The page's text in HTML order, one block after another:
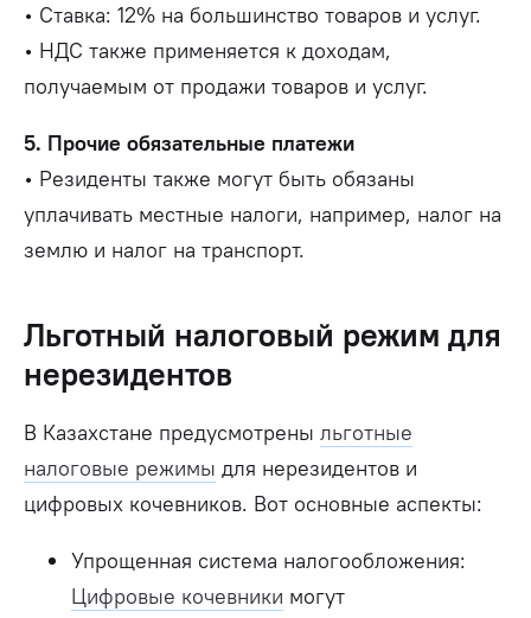
• Ставка: 12% на большинство товаров и услуг.
• НДС также применяется к доходам,
получаемым от продажи товаров и услуг.
5. Прочие обязательные платежи
• Резиденты также могут быть обязаны
уплачивать местные налоги, например, налог на
землю и налог на транспорт.
Льготный налоговый режим для
нерезидентов
В Казахстане предусмотрены льготные
налоговые режимы для нерезидентов и
цифровых кочевников. Вот основные аспекты:
Упрощенная система налогообложения:
Цифровые кочевники могут